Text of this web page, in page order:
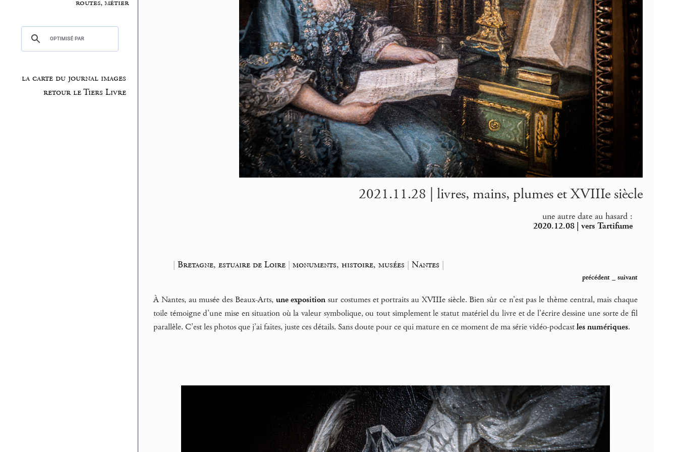
routes, métier
la carte du journal images
retour le Tiers Livre
2021.11.28 | livres, mains, plumes et XVIIIe siècle
une autre date au hasard :
2020.12.08 | vers Tartifume
|Bretagne, estuaire de Loire |monuments, histoire, musées |Nantes |
précédent _suivant
À Nantes, au musée des Beaux-Arts, une exposition sur costumes et portraits au XVIIIe siècle. Bien sûr ce n’est pas le thème central, mais chaque
toile témoigne d’une mise en situation où la valeur symbolique, ou tout simplement le statut matériel du livre et de l’écrire dessine une sorte de fil
parallèle. C’est les photos que j’ai faites, juste ces détails. Sans doute pour ce qui mature en ce moment de ma série vidéo-podcastles numériques.